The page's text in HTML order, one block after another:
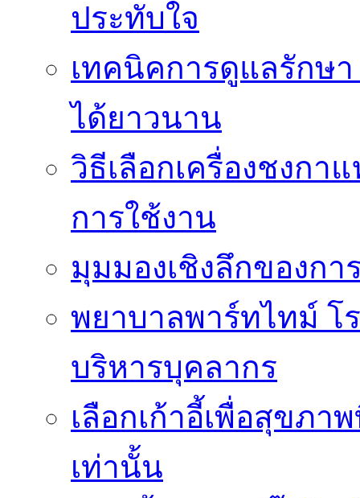
ประทับใจ
เทคนิคการดูแลรักษา
ได้ยาวนาน
วิธีเลือกเครื่องชงกา
การใช้งาน
มุมมองเชิงลึกของก
พยาบาลพาร์ทไทม์ โ
บริหารบุคลากร
เลือกเก้าอี้เพื่อสุขภา
เท่านั้น